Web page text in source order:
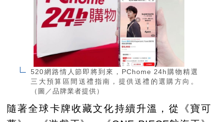
520網路情人節即將到來，PChome 24h購物精選
三大預算區間送禮指南，提供送禮的選購方向。
（圖／品牌業者提供）
隨著全球卡牌收藏文化持續升溫，從《寶可